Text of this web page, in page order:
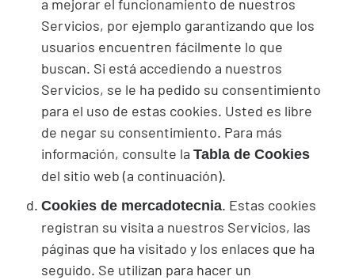
a mejorar el funcionamiento de nuestros
Servicios, por ejemplo garantizando que los
usuarios encuentren fácilmente lo que
buscan. Si está accediendo a nuestros
Servicios, se le ha pedido su consentimiento
para el uso de estas cookies. Usted es libre
de negar su consentimiento. Para más
información, consulte la Tabla de Cookies
del sitio web (a continuación).
Cookies de mercadotecnia. Estas cookies
registran su visita a nuestros Servicios, las
páginas que ha visitado y los enlaces que ha
seguido. Se utilizan para hacer un